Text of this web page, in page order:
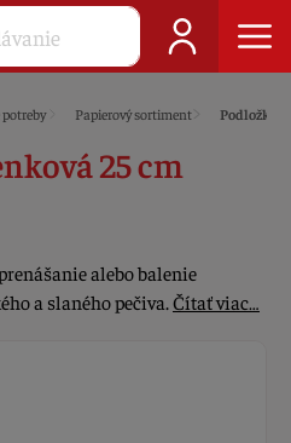
Papierový sortiment Podložky
25 cm
alebo balenie
a slaného pečiva.Čítať viac…